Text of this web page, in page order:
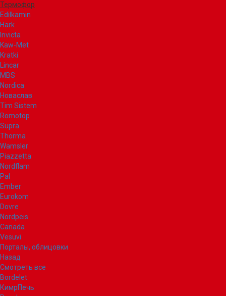
Термофор
Edilkamin
Hark
Invicta
Kaw-Met
Kratki
Lincar
MBS
Nordica
Новаслав
Tim Sistem
Romotop
Supra
Thorma
Wamsler
Piazzetta
Nordflam
Pal
Ember
Eurokom
Dovre
Nordpeis
Canada
Vesuvi
Порталы, облицовки
Назад
Смотреть все
Bordelet
КимрПечь